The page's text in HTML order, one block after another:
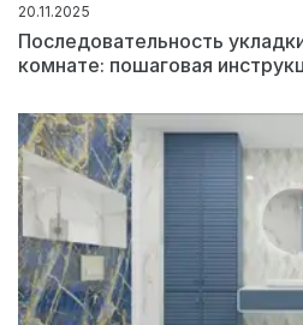
20.11.2025
Последовательность
комнате: пошаговая